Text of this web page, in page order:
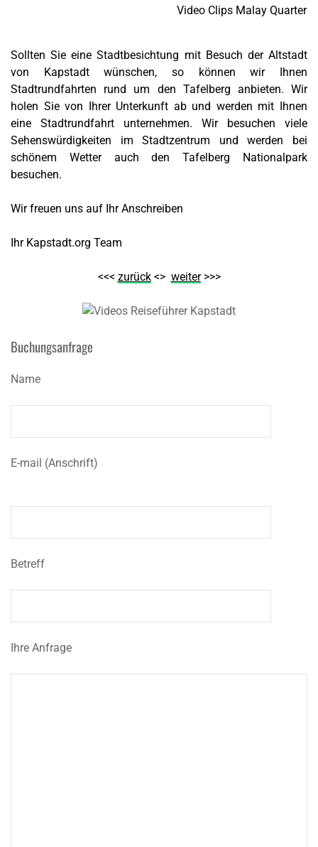
Video Clips Malay Quarter
Sollten Sie eine Stadtbesichtung mit Besuch der Altstadt
von Kapstadt wünschen, so können wir Ihnen
Stadtrundfahrten rund um den Tafelberg anbieten. Wir
holen Sie von Ihrer Unterkunft ab und werden mit Ihnen
eine Stadtrundfahrt unternehmen. Wir besuchen viele
Sehenswürdigkeiten im Stadtzentrum und werden bei
schönem Wetter auch den Tafelberg Nationalpark
besuchen.
Wir freuen uns auf Ihr Anschreiben
Ihr Kapstadt.org Team
<<< zurück<> weiter >>>
Buchungsanfrage
Name
E-mail (Anschrift)
Betreff
Ihre Anfrage